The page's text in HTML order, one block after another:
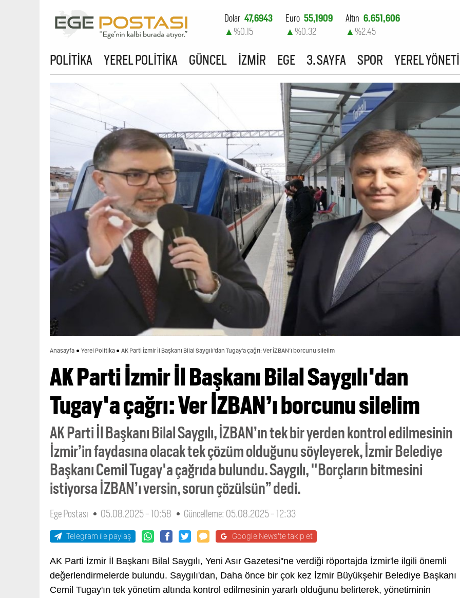
Dolar 47,6943
▲ %0.15
Euro 55,1909
▲ %0.32
Altın 6.651,606
▲ %2.45
%-0.14
POLİTİKA YEREL POLİTİKA GÜNCEL İZMİR EGE 3. SAYFA SPOR YEREL
Anasayfa Yerel Politika AK Parti İzmir İl Başkanı Bilal Saygılı'dan Tugay'a çağrı: Ver İZBAN’ı borcunu silelim
AK Parti İzmir İl Başkanı Bilal Saygılı'dan
Tugay'a çağrı: Ver İZBAN’ı borcunu silelim
AK Parti İl Başkanı Bilal Saygılı, İZBAN’ın tek bir yerden kontrol edilmesinin
İzmir’in faydasına olacak tek çözüm olduğunu söyleyerek, İzmir Belediye
Başkanı Cemil Tugay'a çağrıda bulundu. Saygılı, "Borçların bitmesini
istiyorsa İZBAN’ı versin, sorun çözülsün” dedi.
Ege Postası 05.08.2025 - 10:58 Güncelleme: 05.08.2025 - 12:33
Telegram ile paylaş Google News'te takip et
AK Parti İzmir İl Başkanı Bilal Saygılı, Yeni Asır Gazetesi''ne verdiği röportajda İzmir'le ilgili önemli
değerlendirmelerde bulundu. Saygılı'dan, Daha önce bir çok kez İzmir Büyükşehir Belediye Başkanı
Cemil Tugay'ın tek yönetim altında kontrol edilmesinin yararlı olduğunu belirterek, yönetiminin